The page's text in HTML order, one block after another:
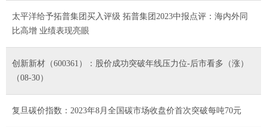
太平洋给予拓普集团买入评级 拓普集团2023中报点评：海内外同
比高增 业绩表现亮眼
创新新材（600361）：股价成功突破年线压力位-后市看多（涨）
（08-30）
复旦碳价指数：2023年8月全国碳市场收盘价首次突破每吨70元